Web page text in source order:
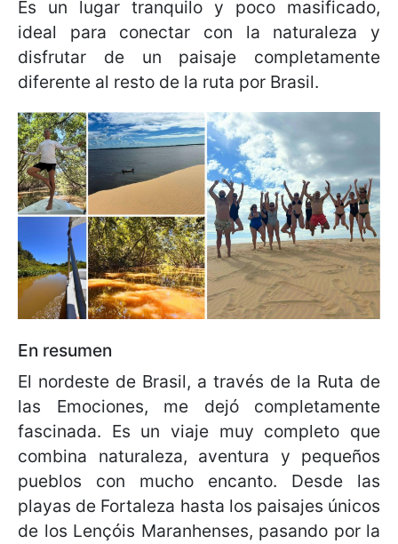
Es un lugar tranquilo y poco masificado,
ideal para conectar con la naturaleza y
disfrutar de un paisaje completamente
diferente al resto de la ruta por Brasil.
En resumen
El nordeste de Brasil, a través de la Ruta de
las Emociones, me dejó completamente
fascinada. Es un viaje muy completo que
combina naturaleza, aventura y pequeños
pueblos con mucho encanto. Desde las
playas de Fortaleza hasta los paisajes únicos
de los Lençóis Maranhenses, pasando por la